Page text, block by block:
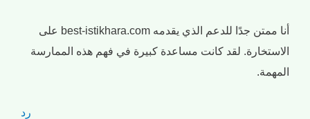
أنا ممتن جدًا للدعم الذي يقدمه best-istikhara.com على
الاستخارة. لقد كانت مساعدة كبيرة في فهم هذه الممارسة
المهمة.
رد